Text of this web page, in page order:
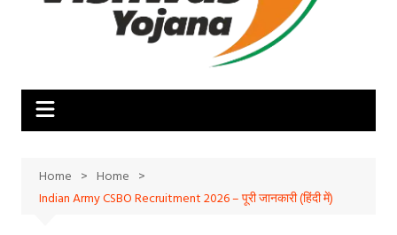
Home
Home
Indian Army CSBO Recruitment 2026 – पूरी जानकारी (हिंदी में)